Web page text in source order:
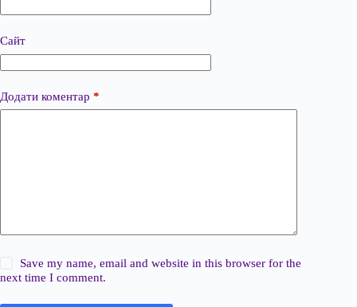
Сайт
Додати коментар *
Save my name, email and website in this browser for the
next time I comment.